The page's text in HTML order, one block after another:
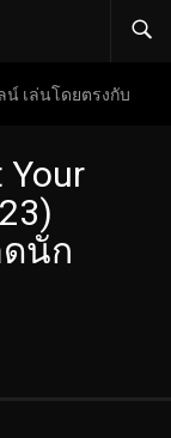
Your
นัก